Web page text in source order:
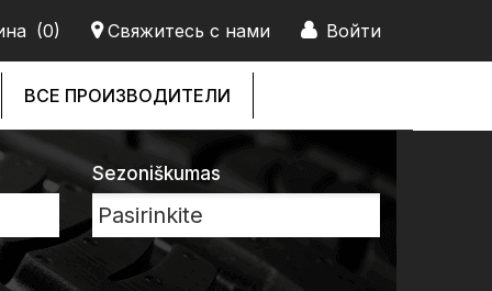
Войти
Свяжитесь с нами
(0)
ВСЕ ПРОИЗВОДИТЕЛИ
Sezoniškumas